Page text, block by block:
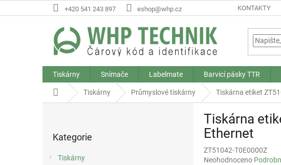
na
+420 541 243 897 eshop@whp.cz KONTAKTY
Tiskárny Snímače Labelmate Barvicí pásky TTR
Domů Tiskárny Průmyslové tiskárny Tiskárna etiket
kategorie
Kategorie
Tiskárny
Tiskárna
Ethernet
ZT51042-T0E0000Z
Průměrné
Neohodnoceno